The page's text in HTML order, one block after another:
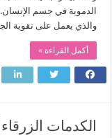
الدموية في جسم الإنسان.
والذي يعمل على تقوية
أكمل القراءة »
الكدمات